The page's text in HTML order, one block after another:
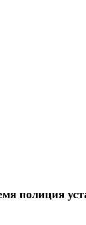
полиция